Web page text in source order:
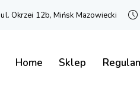
ul. Okrzei 12b, Mińsk Mazowiecki
Home Sklep